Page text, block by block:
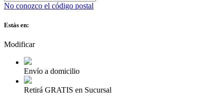
No conozco el código postal
Estás en:
Modificar
Envío a domicilio
Retirá GRATIS en Sucursal